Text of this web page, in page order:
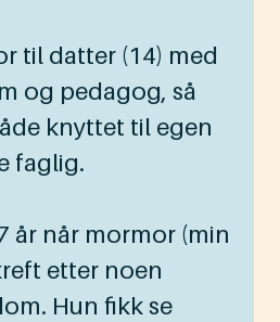
til datter (14) med
og pedagog, så
knyttet til egen
faglig.
år når mormor (min
etter noen
Hun fikk se